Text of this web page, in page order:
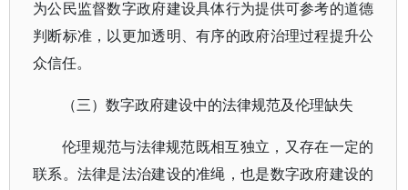
为公民监督数字政府建设具体行为提供可参考的道德
判断标准，以更加透明、有序的政府治理过程提升公
众信任。
（三）数字政府建设中的法律规范及伦理缺失
伦理规范与法律规范既相互独立，又存在一定的
联系。法律是法治建设的准绳，也是数字政府建设的